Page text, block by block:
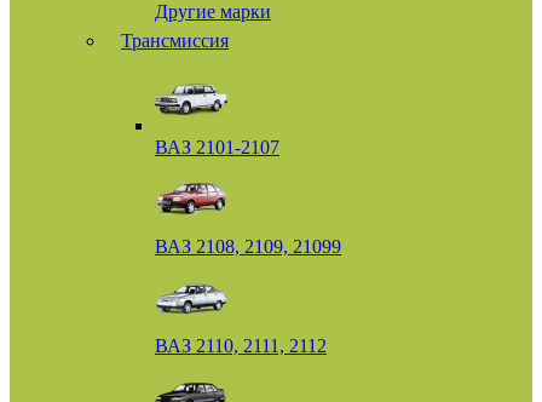
Другие марки
Трансмиссия
ВАЗ 2101-2107
ВАЗ 2108, 2109, 21099
ВАЗ 2110, 2111, 2112